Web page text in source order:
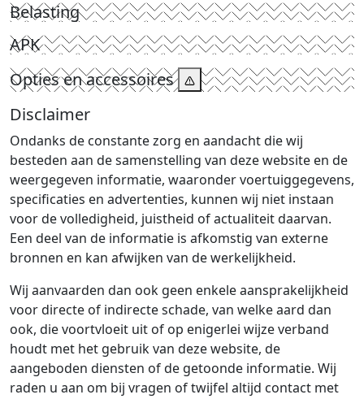
Belasting
APK
Opties en accessoires
Disclaimer
Ondanks de constante zorg en aandacht die wij
besteden aan de samenstelling van deze website en de
weergegeven informatie, waaronder voertuiggegevens,
specificaties en advertenties, kunnen wij niet instaan
voor de volledigheid, juistheid of actualiteit daarvan.
Een deel van de informatie is afkomstig van externe
bronnen en kan afwijken van de werkelijkheid.
Wij aanvaarden dan ook geen enkele aansprakelijkheid
voor directe of indirecte schade, van welke aard dan
ook, die voortvloeit uit of op enigerlei wijze verband
houdt met het gebruik van deze website, de
aangeboden diensten of de getoonde informatie. Wij
raden u aan om bij vragen of twijfel altijd contact met